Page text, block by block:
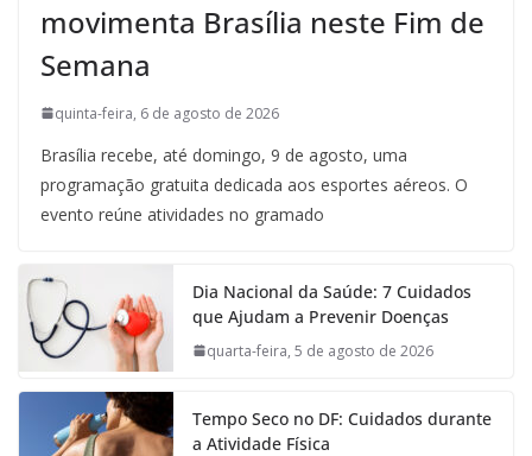
movimenta Brasília neste Fim de
Semana
quinta-feira, 6 de agosto de 2026
Brasília recebe, até domingo, 9 de agosto, uma
programação gratuita dedicada aos esportes aéreos. O
evento reúne atividades no gramado
Dia Nacional da Saúde: 7 Cuidados
que Ajudam a Prevenir Doenças
quarta-feira, 5 de agosto de 2026
Tempo Seco no DF: Cuidados durante
a Atividade Física